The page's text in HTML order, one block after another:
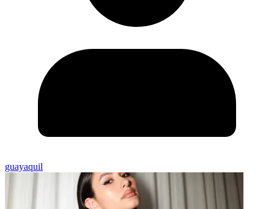
guayaquil